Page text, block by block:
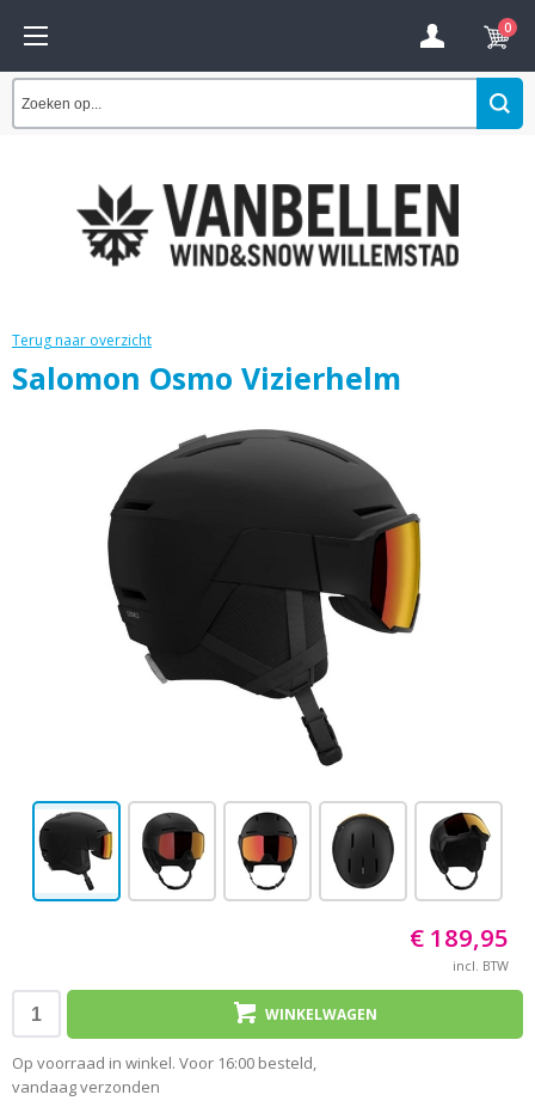
0
Terug naar overzicht
Salomon Osmo Vizierhelm
€ 189,95
incl. BTW
WINKELWAGEN
Op voorraad in winkel. Voor 16:00 besteld,
vandaag verzonden